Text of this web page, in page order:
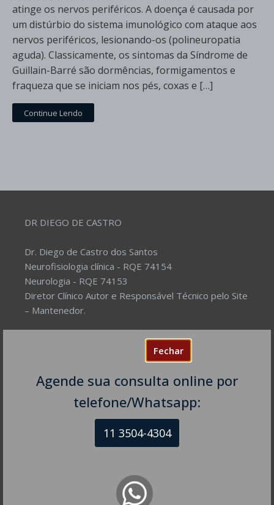
Fechar
Agende sua consulta online por
telefone/Whatsapp:
11 3504-4304
atinge os nervos periféricos. A doença é causada por
um distúrbio do sistema imunológico com ataque aos
nervos periféricos, lesionando-os (polineuropatia
aguda). Classicamente, os sintomas da Síndrome de
Guillain-Barré são dormências, formigamentos e
fraqueza que se iniciam nos pés, coxas e […]
Continue Lendo
DR DIEGO DE CASTRO
Dr. Diego de Castro dos Santos
Neurofisiologia clínica - RQE 74154
Neurologia - RQE 74153
Diretor Clínico Autor e Responsável Técnico pelo Site
– Mantenedor.
Prover Soluções cada vez mais
completas de forma facilitada para a gestão da saúde
humanidade e sustentabilidade. Destinado ao
público em geral.
NEUROLOGISTA EM SÃO PAULO – SP
R. Itapeva, 518 - sala 1301
Bela Vista - São Paulo - SP